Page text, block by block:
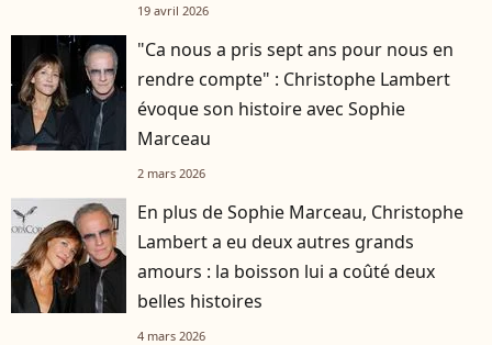
19 avril 2026
"Ca nous a pris sept ans pour nous en
rendre compte" : Christophe Lambert
évoque son histoire avec Sophie
Marceau
2 mars 2026
En plus de Sophie Marceau, Christophe
Lambert a eu deux autres grands
amours : la boisson lui a coûté deux
belles histoires
4 mars 2026